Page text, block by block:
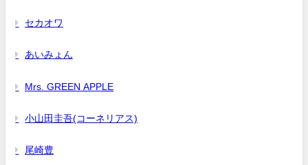
セカオワ
あいみょん
Mrs. GREEN APPLE
小山田圭吾(コーネリアス)
尾崎豊